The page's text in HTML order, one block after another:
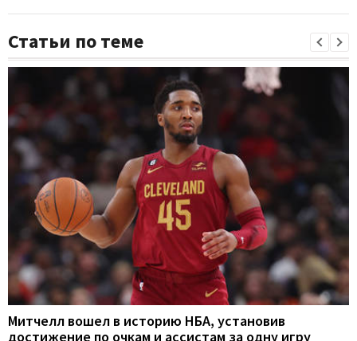
Статьи по теме
Митчелл вошел в историю НБА, установив
достижение по очкам и ассистам за одну игру